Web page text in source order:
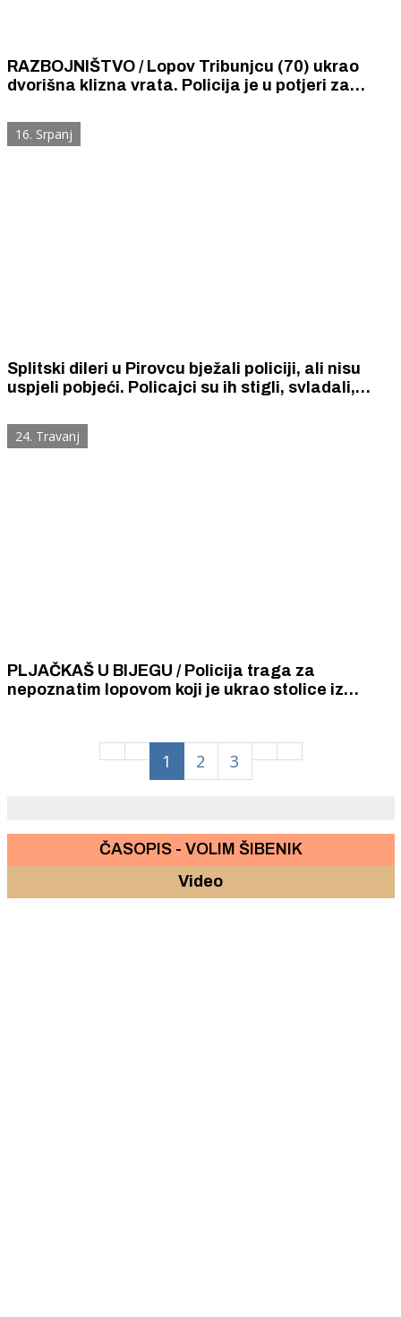
RAZBOJNIŠTVO / Lopov Tribunjcu (70) ukrao
dvorišna klizna vrata. Policija je u potjeri za
16. Srpanj
Splitski dileri u Pirovcu bježali policiji, ali nisu
uspjeli pobjeći. Policajci su ih stigli, svladali,
24. Travanj
PLJAČKAŠ U BIJEGU / Policija traga za
nepoznatim lopovom koji je ukrao stolice iz
1 2 3
ČASOPIS - VOLIM ŠIBENIK
Video